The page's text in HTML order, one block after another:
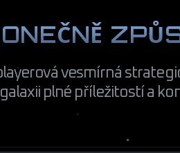
vesmírná
plné příležitostí a